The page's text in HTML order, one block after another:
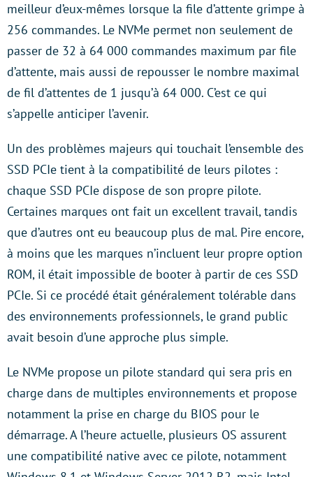
meilleur d’eux-mêmes lorsque la file d’attente grimpe à
256 commandes. Le NVMe permet non seulement de
passer de 32 à 64 000 commandes maximum par file
d’attente, mais aussi de repousser le nombre maximal
de fil d’attentes de 1 jusqu’à 64 000. C’est ce qui
s’appelle anticiper l’avenir.
Un des problèmes majeurs qui touchait l’ensemble des
SSD PCIe tient à la compatibilité de leurs pilotes :
chaque SSD PCIe dispose de son propre pilote.
Certaines marques ont fait un excellent travail, tandis
que d’autres ont eu beaucoup plus de mal. Pire encore,
à moins que les marques n’incluent leur propre option
ROM, il était impossible de booter à partir de ces SSD
PCIe. Si ce procédé était généralement tolérable dans
des environnements professionnels, le grand public
avait besoin d’une approche plus simple.
Le NVMe propose un pilote standard qui sera pris en
charge dans de multiples environnements et propose
notamment la prise en charge du BIOS pour le
démarrage. A l’heure actuelle, plusieurs OS assurent
une compatibilité native avec ce pilote, notamment